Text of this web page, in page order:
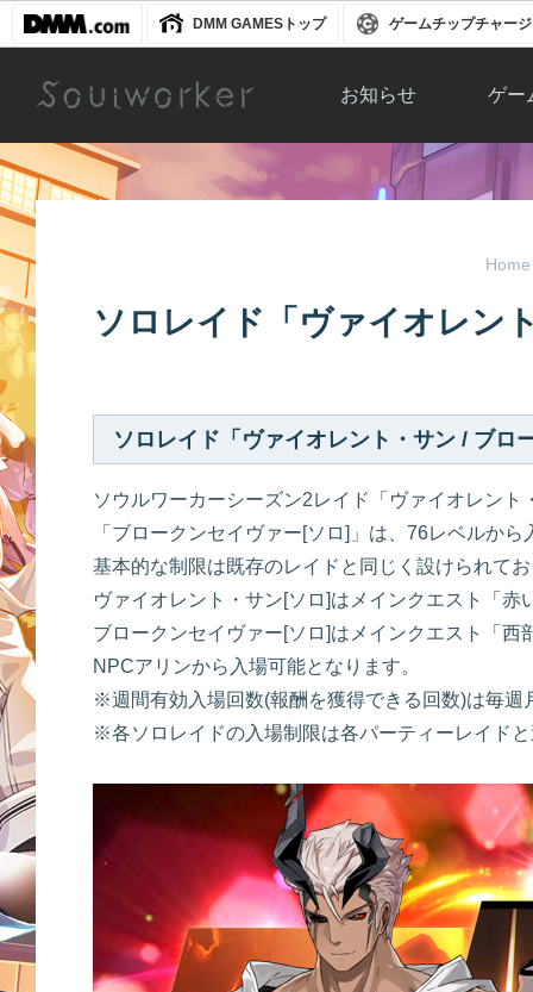
DMM GAMESトップ ゲームチップチャージ
お知らせ
お知らせ一覧
運営通信
ゲー
ソウ
世界
Home
ソロレイド「ヴァイオレン
ソロレイド「ヴァイオレント・サン / ブロ
ソウルワーカーシーズン2レイド「ヴァイオレン
「ブロークンセイヴァー[ソロ]」は、76レベルか
基本的な制限は既存のレイドと同じく設けられて
ヴァイオレント・サン[ソロ]はメインクエスト「
ブロークンセイヴァー[ソロ]はメインクエスト「
NPCアリンから入場可能となります。
※週間有効入場回数(報酬を獲得できる回数)は毎週
※各ソロレイドの入場制限は各パーティーレイド